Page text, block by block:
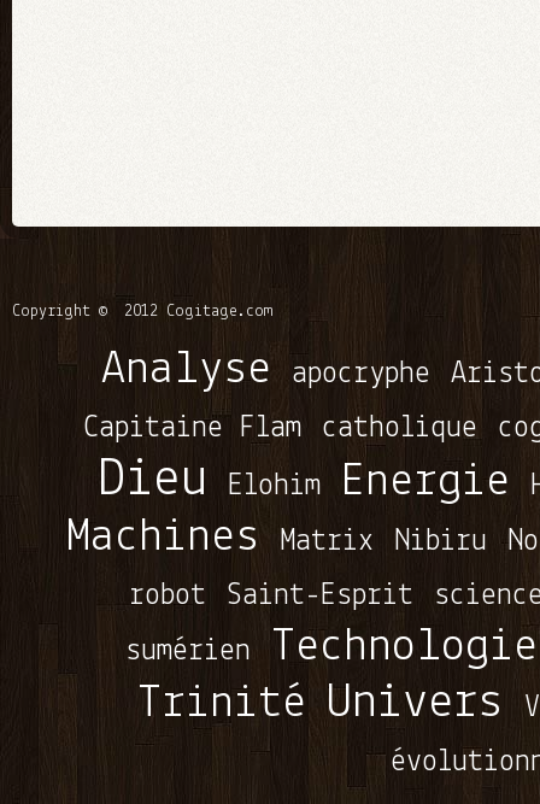
Copyright © 2012 Cogitage.com
Analyse apocryphe
Capitaine Flam
catholique
Dieu Elohim Energie
Machines Matrix Nibiru
robot
Saint-Esprit
sumérien
Technologie
Trinité Univers